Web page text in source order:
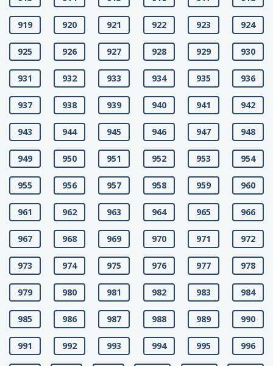
919 920 921 922 923 924
925 926 927 928 929 930
931 932 933 934 935 936
937 938 939 940 941 942
943 944 945 946 947 948
949 950 951 952 953 954
955 956 957 958 959 960
961 962 963 964 965 966
967 968 969 970 971 972
973 974 975 976 977 978
979 980 981 982 983 984
985 986 987 988 989 990
991 992 993 994 995 996